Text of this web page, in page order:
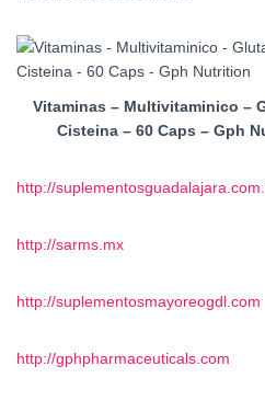
Vitaminas – Multivitaminico –
Cisteina – 60 Caps – Gph
http://
http://sarms.mx
http://suplementosmayoreogdl.com
http://gphpharmaceuticals.com